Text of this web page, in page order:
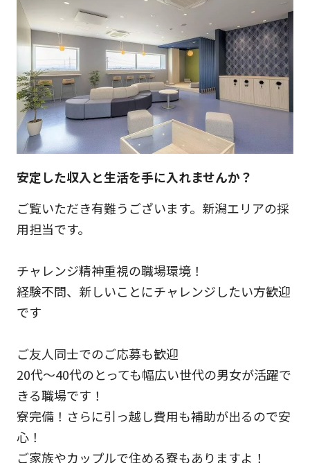
安定した収入と生活を手に入れませんか？
ご覧いただき有難うございます。新潟エリアの採
用担当です。
チャレンジ精神重視の職場環境！
経験不問、新しいことにチャレンジしたい方歓迎
です
ご友人同士でのご応募も歓迎
20代～40代のとっても幅広い世代の男女が活躍で
きる職場です！
寮完備！さらに引っ越し費用も補助が出るので安
心！
ご家族やカップルで住める寮もありますよ！